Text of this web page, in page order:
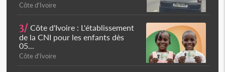
Côte d'Ivoire
3/ Côte d'Ivoire : L'établissement
de la CNI pour les enfants dès
05...
Côte d'Ivoire